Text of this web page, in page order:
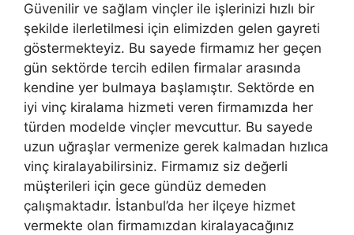
Güvenilir ve sağlam vinçler ile işlerinizi hızlı bir
şekilde ilerletilmesi için elimizden gelen gayreti
göstermekteyiz. Bu sayede firmamız her geçen
gün sektörde tercih edilen firmalar arasında
kendine yer bulmaya başlamıştır. Sektörde en
iyi vinç kiralama hizmeti veren firmamızda her
türden modelde vinçler mevcuttur. Bu sayede
uzun uğraşlar vermenize gerek kalmadan hızlıca
vinç kiralayabilirsiniz. Firmamız siz değerli
müşterileri için gece gündüz demeden
çalışmaktadır. İstanbul’da her ilçeye hizmet
vermekte olan firmamızdan kiralayacağınız